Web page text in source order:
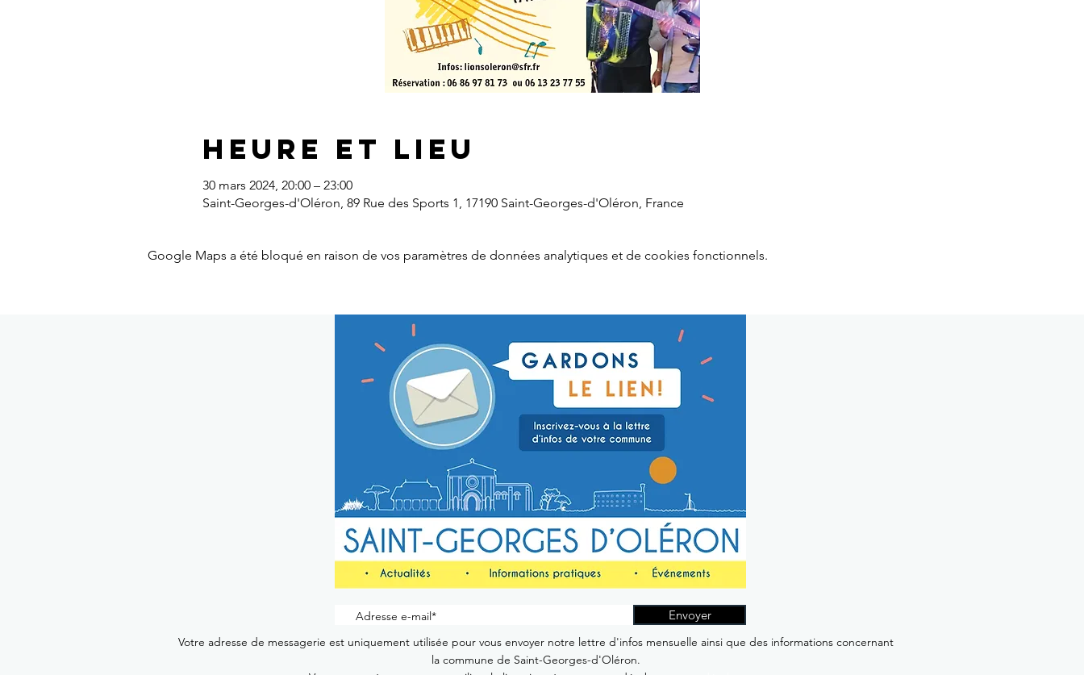
Heure et lieu
30 mars 2024, 20:00 – 23:00
Saint-Georges-d'Oléron, 89 Rue des Sports 1, 17190 Saint-Georges-d'Oléron, France
Google Maps a été bloqué en raison de vos paramètres de données analytiques et de cookies fonctionnels.
Envoyer
Votre adresse de messagerie est uniquement utilisée pour vous envoyer notre lettre d'infos mensuelle ainsi que des informations concernant
la commune de Saint-Georges-d'Oléron.